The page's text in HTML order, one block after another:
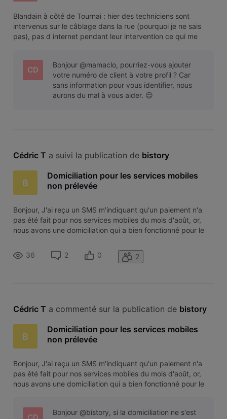
Blandain à côté de Tournai : hier des techniciens sont
intervenus sur le câblage dans la rue (pourquoi je ne sais
pas), pas d internet pendant leur intervention ce qui me
changement de
CD
Bonjour @mamaclo, pourriez-vous ajouter
votre numéro de client à votre profil ? Car
sans information pour vous identifier, nous
aurons du mal à vous aider. 😌
Cédric T a suivi la publication de bistory
B
Domiciliation pour les services mobiles
non prélevée
Bonjour, J'ai reçu un SMS m'indiquant qu'un paiement n'a
pas été fait pour nos services mobiles du mois d'août, or,
nous avons une domiciliation qui a bien fonctionné pour le
?" en "Petit problème chez VOO ?" 🙄 J'ai essayé de
contacter le
36 2 0 2
Cédric T a commenté sur la publication de bistory
B
Domiciliation pour les services mobiles
non prélevée
Bonjour, J'ai reçu un SMS m'indiquant qu'un paiement n'a
pas été fait pour nos services mobiles du mois d'août, or,
nous avons une domiciliation qui a bien fonctionné pour le
contacter le Bonjour @bistory, si la domiciliation ne s'est